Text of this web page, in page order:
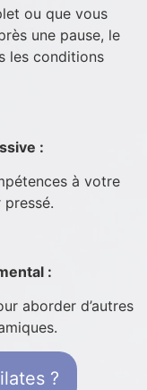
ou que vous
une pause, le
les conditions
:
à votre
:
aborder d’autres
?